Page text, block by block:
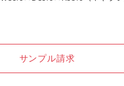
サンプル請求